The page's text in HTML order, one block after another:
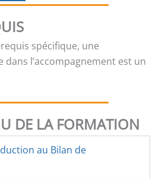
spécifique, une
dans l’accompagnement est un
DE LA FORMATION
au Bilan de